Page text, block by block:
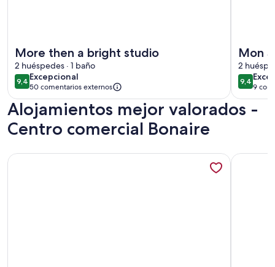
More then a bright studio
2 huéspedes · 1 baño
9,49,4 de 10
Excepcional
excepcional
50 comentarios externos
Mon
2
9,49,4 de
9
(9
Alojamientos mejor valorados -
Centro comercial Bonaire
Más información sobre Centro histórico y EncantadorMás